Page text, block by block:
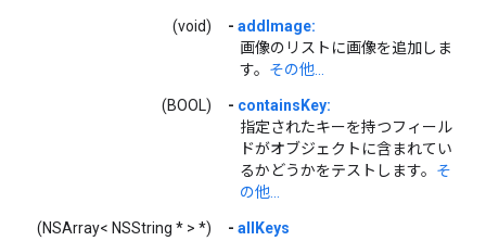
(void) - addImage:
画像のリストに画像を追加しま
す。 その他...
(BOOL) - containsKey:
指定されたキーを持つフィール
ドがオブジェクトに含まれてい
るかどうかをテストします。 そ
の他...
(NSArray< NSString * > *) - allKeys